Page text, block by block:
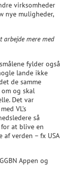
virksomheder
nye muligheder,
mere med
fylder også
lande ikke
de samme
og skal
Det var
VL’s
så
at blive en
verden – fx USA
Appen og